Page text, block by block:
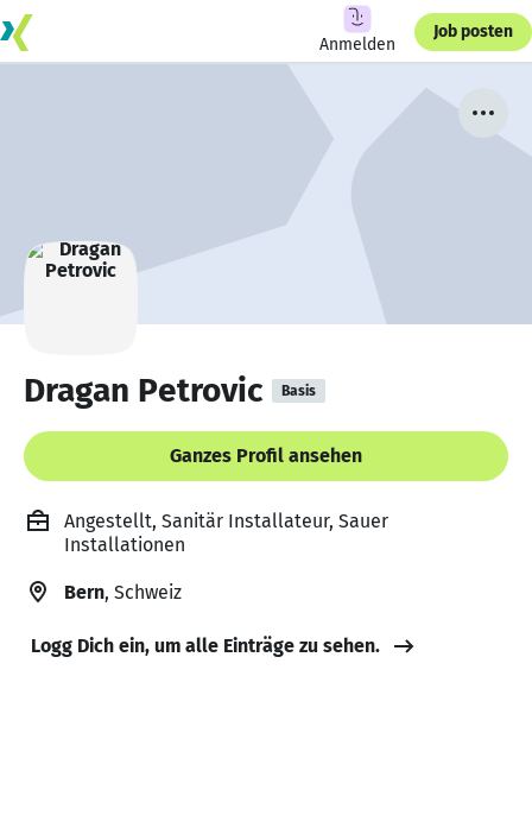
Anmelden
Job posten
Dragan Petrovic Basis
Ganzes Profil ansehen
Angestellt, Sanitär Installateur, Sauer
Installationen
Bern, Schweiz
Logg Dich ein, um alle Einträge zu sehen.